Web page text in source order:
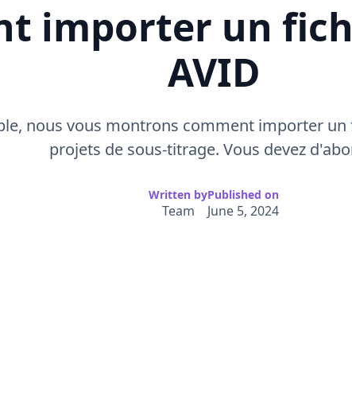
importer un
AVID
nous vous montrons comment importer un
projets de sous-titrage. Vous devez
Written by
Team
Published on
June 5, 2024